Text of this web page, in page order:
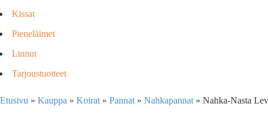
Kissat
Pieneläimet
Linnut
Tarjoustuotteet
Etusivu » Kauppa » Koirat » Pannat » Nahkapannat » Nahka-Nasta